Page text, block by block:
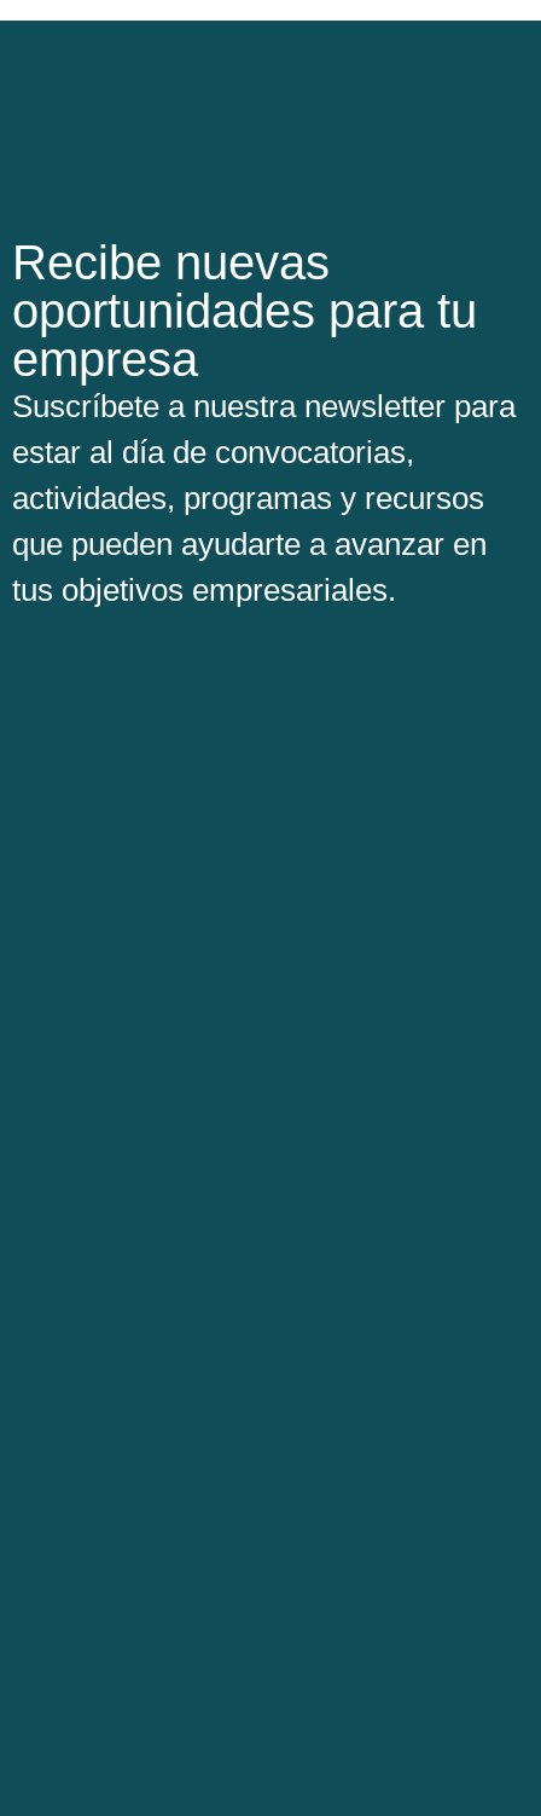
Recibe nuevas
oportunidades para tu
empresa
Suscríbete a nuestra newsletter para
estar al día de convocatorias,
actividades, programas y recursos
que pueden ayudarte a avanzar en
tus objetivos empresariales.